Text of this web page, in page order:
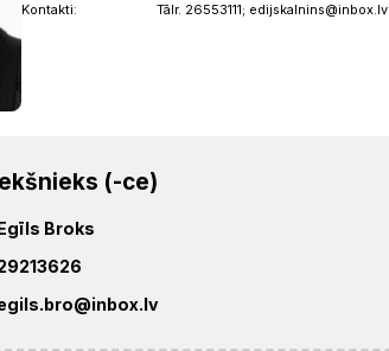
Kontakti:
Tālr. 26553111; edijskalnins@inbox.lv
(-ce)
Broks